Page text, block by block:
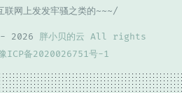
联网上发发牢骚之类的~~~/
2026 胖小贝的云 All rights
ICP备2020026751号-1